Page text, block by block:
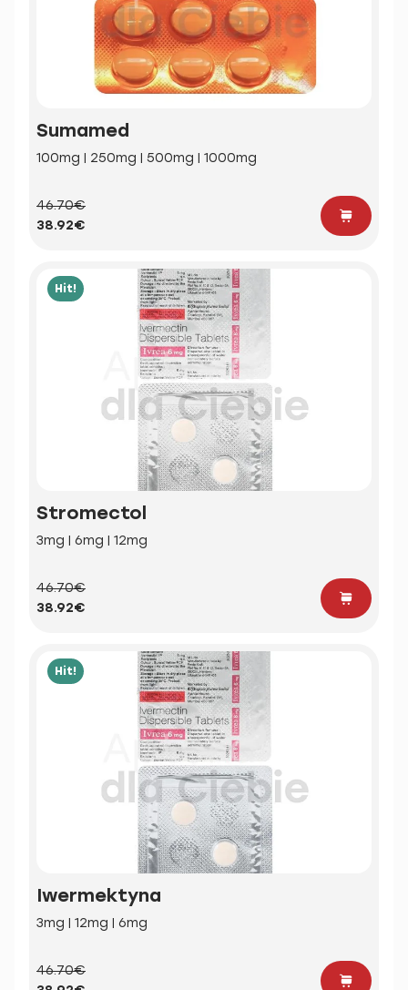
Sumamed
100mg | 250mg | 500mg | 1000mg
46.70€
38.92€
Hit!
Stromectol
3mg | 6mg | 12mg
46.70€
38.92€
Hit!
Iwermektyna
3mg | 12mg | 6mg
46.70€